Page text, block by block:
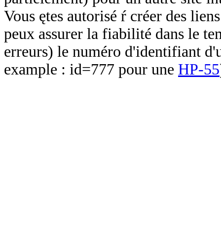
Vous ętes autorisé ŕ créer des
peux assurer la fiabilité dans le
erreurs) le numéro d'identifiant
example : id=777 pour une HP-55